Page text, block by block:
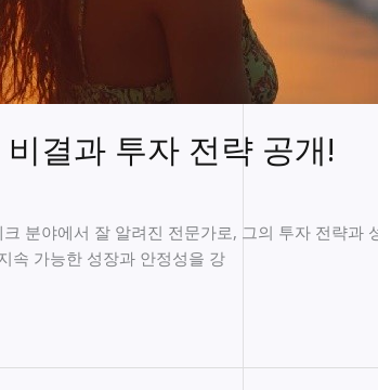
결과 투자 전략 공개!
분야에서 잘 알려진 전문가로, 그의 투자 전략과
속 가능한 성장과 안정성을 강